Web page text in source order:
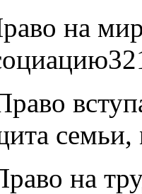
на
семьи,
на